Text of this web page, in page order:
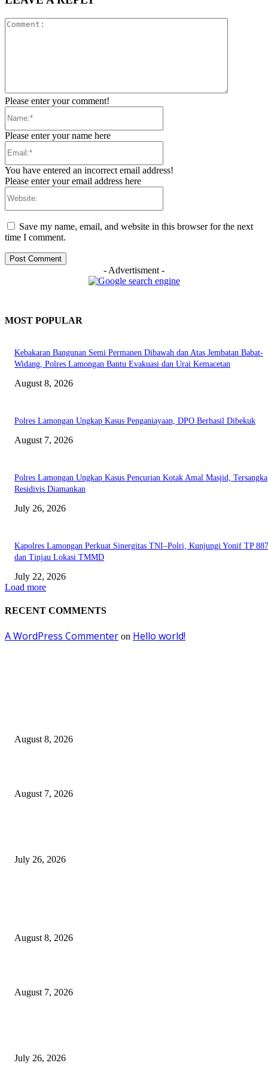
Please enter your comment!
Please enter your name here
You have entered an incorrect email address!
Please enter your email address here
Save my name, email, and website in this browser for the next
time I comment.
- Advertisment -
MOST POPULAR
Kebakaran Bangunan Semi Permanen Dibawah dan Atas Jembatan Babat-
Widang, Polres Lamongan Bantu Evakuasi dan Urai Kemacetan
August 8, 2026
Polres Lamongan Ungkap Kasus Penganiayaan, DPO Berhasil Dibekuk
August 7, 2026
Polres Lamongan Ungkap Kasus Pencurian Kotak Amal Masjid, Tersangka
Residivis Diamankan
July 26, 2026
Kapolres Lamongan Perkuat Sinergitas TNI–Polri, Kunjungi Yonif TP
dan Tinjau Lokasi TMMD
July 22, 2026
Load more
RECENT COMMENTS
A WordPress Commenter on Hello world!
August 8, 2026
August 7, 2026
July 26, 2026
August 8, 2026
August 7, 2026
July 26, 2026